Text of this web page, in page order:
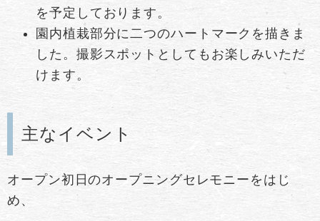
を予定しております。
園内植栽部分に二つのハートマークを描きま
した。撮影スポットとしてもお楽しみいただ
けます。
主なイベント
オープン初日のオープニングセレモニーをはじ
め、